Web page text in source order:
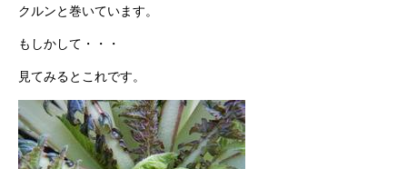
クルンと巻いています。
もしかして・・・
見てみるとこれです。